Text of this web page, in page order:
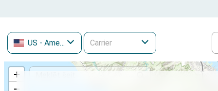
US - Amerikas Savienotās Valstis
+